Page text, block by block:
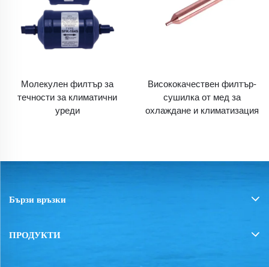
Молекулен филтър за
течности за климатични
уреди
Висококачествен филтър-
сушилка от мед за
охлаждане и климатизация
Бързи връзки
ПРОДУКТИ